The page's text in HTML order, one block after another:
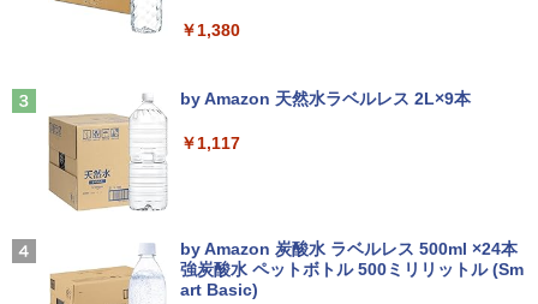
ule〜 5【電子書店共通特典イラスト
楽譜 吹奏楽J−POP 好きすぎて滅！〔Gra
de 3〕／M！LK【沖縄・離島以外送料無
料】
ラック
￥14,990
レスイヤホン bluetooth イヤホン V12 小型
軽量 ブルートゥースHi-Fi 最大36時間再生 ぶ
るーとゅーす コードレス ENCノイズキャン
￥250
￥1,380
by Amazon 天然水ラベルレス 2L×9本
￥1,117
by Amazon 炭酸水 ラベルレス 500ml ×24本
強炭酸水 ペットボトル 500ミリリットル (Sm
art Basic)